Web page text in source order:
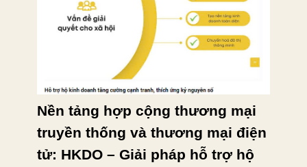
Nền tảng hợp cộng thương mại
truyền thống và thương mại điện
tử: HKDO – Giải pháp hỗ trợ hộ